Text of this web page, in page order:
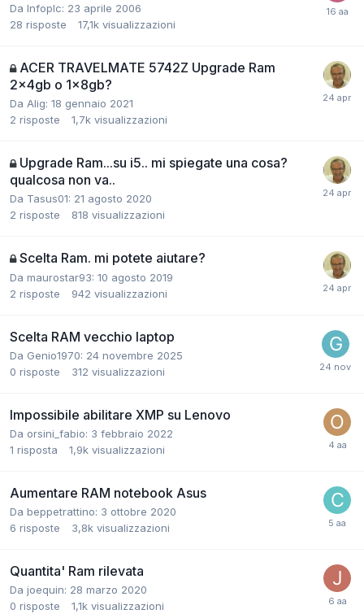
Da Infoplc: 23 aprile 2006
28 risposte 17,1k visualizzazioni
ACER TRAVELMATE 5742Z Upgrade Ram
2x4gb o 1x8gb?
Da Alig: 18 gennaio 2021
2 risposte 1,7k visualizzazioni
Upgrade Ram...su i5.. mi spiegate una cosa?
qualcosa non va..
Da Tasus01: 21 agosto 2020
2 risposte 818 visualizzazioni
Scelta Ram. mi potete aiutare?
Da maurostar93: 10 agosto 2019
2 risposte 942 visualizzazioni
Scelta RAM vecchio laptop
Da Genio1970: 24 novembre 2025
0 risposte 312 visualizzazioni
Impossibile abilitare XMP su Lenovo
Da orsini_fabio: 3 febbraio 2022
1 risposta 1,9k visualizzazioni
Aumentare RAM notebook Asus
Da beppetrattino: 3 ottobre 2020
6 risposte 3,8k visualizzazioni
Quantita' Ram rilevata
Da joequin: 28 marzo 2020
0 risposte 1,1k visualizzazioni